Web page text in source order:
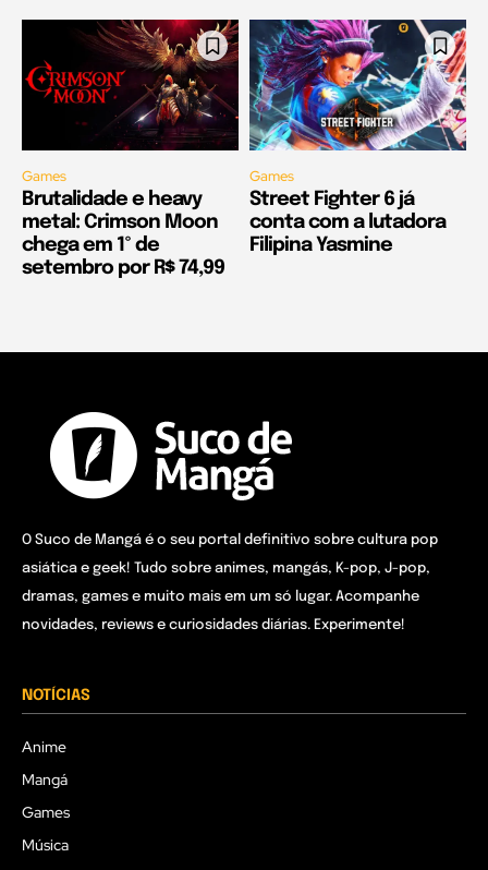
Games
Brutalidade e heavy
metal: Crimson Moon
chega em 1º de
setembro por R$ 74,99
Games
Street Fighter 6 já
conta com a lutadora
Filipina Yasmine
O Suco de Mangá é o seu portal definitivo sobre cultura pop
asiática e geek! Tudo sobre animes, mangás, K-pop, J-pop,
dramas, games e muito mais em um só lugar. Acompanhe
novidades, reviews e curiosidades diárias. Experimente!
NOTÍCIAS
Anime
Mangá
Games
Música